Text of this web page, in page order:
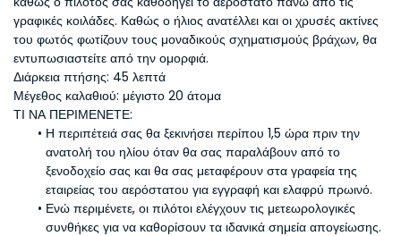
γραφικές κοιλάδες. Καθώς ο ήλιος ανατέλλει και οι χρυσές ακτίνες
του φωτός φωτίζουν τους μοναδικούς σχηματισμούς βράχων, θα
εντυπωσιαστείτε από την ομορφιά.
Διάρκεια πτήσης: 45 λεπτά
Μέγεθος καλαθιού: μέγιστο 20 άτομα
ΤΙ ΝΑ ΠΕΡΙΜΕΝΕΤΕ:
Η περιπέτειά σας θα ξεκινήσει περίπου 1,5 ώρα πριν την
ανατολή του ηλίου όταν θα σας παραλάβουν από το
ξενοδοχείο σας και θα σας μεταφέρουν στα γραφεία της
εταιρείας του αερόστατου για εγγραφή και ελαφρύ πρωινό.
Ενώ περιμένετε, οι πιλότοι ελέγχουν τις μετεωρολογικές
συνθήκες για να καθορίσουν τα ιδανικά σημεία απογείωσης.